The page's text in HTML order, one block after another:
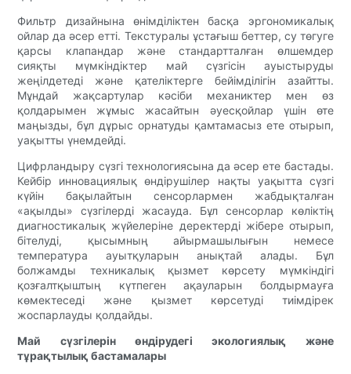
Фильтр дизайнына өнімділіктен басқа эргономикалық
ойлар да әсер етті. Текстуралы ұстағыш беттер, су төгуге
қарсы клапандар және стандартталған өлшемдер
сияқты мүмкіндіктер май сүзгісін ауыстыруды
жеңілдетеді және қателіктерге бейімділігін азайтты.
Мұндай жақсартулар кәсіби механиктер мен өз
қолдарымен жұмыс жасайтын әуесқойлар үшін өте
маңызды, бұл дұрыс орнатуды қамтамасыз ете отырып,
уақытты үнемдейді.
Цифрландыру сүзгі технологиясына да әсер ете бастады.
Кейбір инновациялық өндірушілер нақты уақытта сүзгі
күйін бақылайтын сенсорлармен жабдықталған
«ақылды» сүзгілерді жасауда. Бұл сенсорлар көліктің
диагностикалық жүйелеріне деректерді жібере отырып,
бітелуді, қысымның айырмашылығын немесе
температура ауытқуларын анықтай алады. Бұл
болжамды техникалық қызмет көрсету мүмкіндігі
қозғалтқыштың күтпеген ақауларын болдырмауға
көмектеседі және қызмет көрсетуді тиімдірек
жоспарлауды қолдайды.
Май сүзгілерін өндірудегі экологиялық және
тұрақтылық бастамалары